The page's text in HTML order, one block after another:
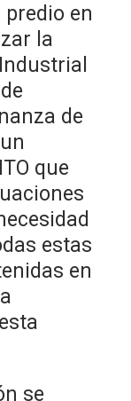
predio en
la
de
que
estas
en
se